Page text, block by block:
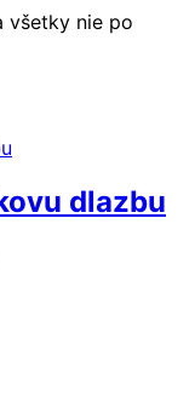
všetky nie po
dlazbu